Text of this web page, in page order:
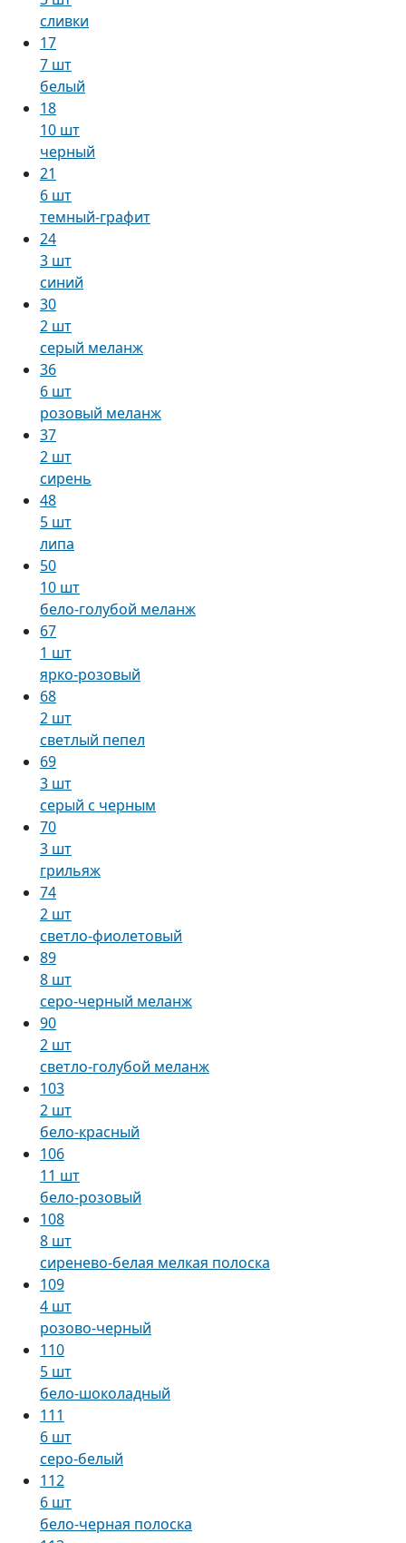
сливки
17
7 шт
белый
18
10 шт
черный
21
6 шт
темный-графит
24
3 шт
синий
30
2 шт
серый меланж
36
6 шт
розовый меланж
37
2 шт
сирень
48
5 шт
липа
50
10 шт
бело-голубой меланж
67
1 шт
ярко-розовый
68
2 шт
светлый пепел
69
3 шт
серый с черным
70
3 шт
грильяж
74
2 шт
светло-фиолетовый
89
8 шт
серо-черный меланж
90
2 шт
светло-голубой меланж
103
2 шт
бело-красный
106
11 шт
бело-розовый
108
8 шт
сиренево-белая мелкая полоска
109
4 шт
розово-черный
110
5 шт
бело-шоколадный
111
6 шт
серо-белый
112
6 шт
бело-черная полоска